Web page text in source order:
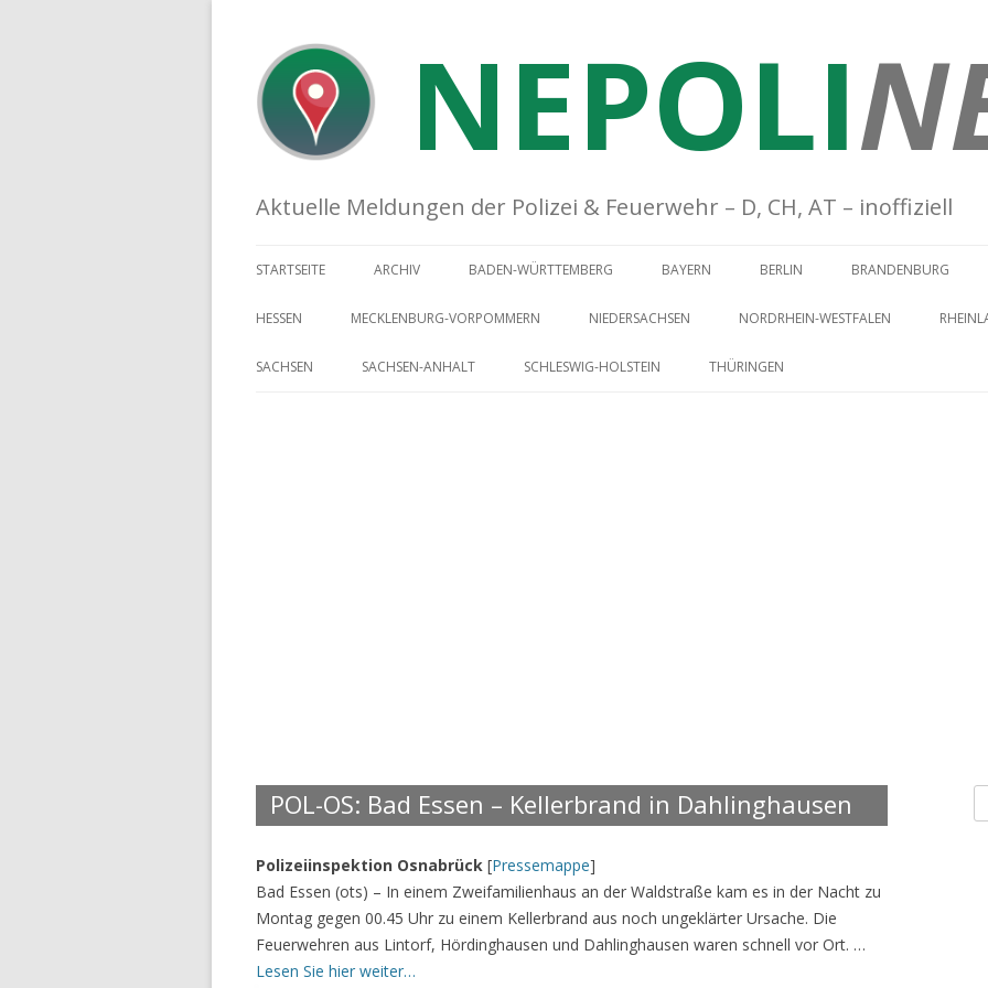
NEPOLI
Aktuelle Meldungen der Polizei & Feuerwehr – D, CH, AT – inoffiziell
STARTSEITE ARCHIV BADEN-WÜRTTEMBERG BAYERN BERLIN BRANDENBURG
HESSEN MECKLENBURG-VORPOMMERN NIEDERSACHSEN NORDRHEIN-WESTFALEN
SACHSEN SACHSEN-ANHALT SCHLESWIG-HOLSTEIN THÜRINGEN
POL-OS: Bad Essen – Kellerbrand in Dahlinghausen
Polizeiinspektion Osnabrück [Pressemappe]
Bad Essen (ots) – In einem Zweifamilienhaus an der Waldstraße kam es in der Nacht zu
Montag gegen 00.45 Uhr zu einem Kellerbrand aus noch ungeklärter Ursache. Die
Feuerwehren aus Lintorf, Hördinghausen und Dahlinghausen waren schnell vor Ort. …
Lesen Sie hier weiter…